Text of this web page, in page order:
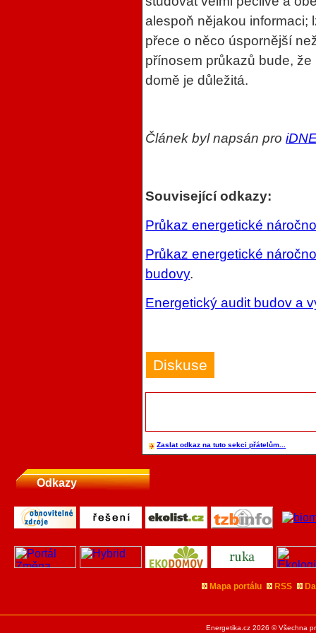
alespoň nějakou informaci;
přece o něco úspornější
přínosem průkazů bude,
domě je důležitá.
Článek byl napsán pro
Související odkazy:
Průkaz energetické
Průkaz energetické
budovy.
Energetický audit budov a
Diskuse
Zaslat odkaz na tuto sekci přátelům...
Odkazy
Mapa portálu RSS
Energetika.cz 2026 © Všechna